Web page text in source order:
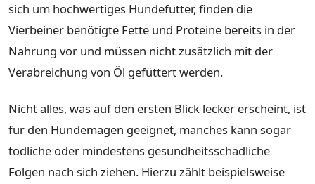
sich um hochwertiges Hundefutter, finden die
Vierbeiner benötigte Fette und Proteine bereits in der
Nahrung vor und müssen nicht zusätzlich mit der
Verabreichung von Öl gefüttert werden.
Nicht alles, was auf den ersten Blick lecker erscheint, ist
für den Hundemagen geeignet, manches kann sogar
tödliche oder mindestens gesundheitsschädliche
Folgen nach sich ziehen. Hierzu zählt beispielsweise